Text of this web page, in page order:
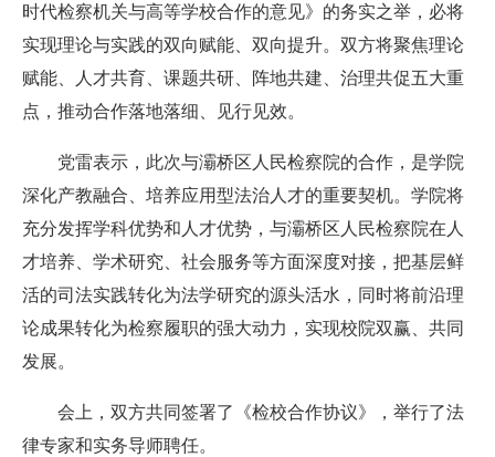
时代检察机关与高等学校合作的意见》的务实之举，必将
实现理论与实践的双向赋能、双向提升。双方将聚焦理论
赋能、人才共育、课题共研、阵地共建、治理共促五大重
点，推动合作落地落细、见行见效。
党雷表示，此次与灞桥区人民检察院的合作，是学院
深化产教融合、培养应用型法治人才的重要契机。学院将
充分发挥学科优势和人才优势，与灞桥区人民检察院在人
才培养、学术研究、社会服务等方面深度对接，把基层鲜
活的司法实践转化为法学研究的源头活水，同时将前沿理
论成果转化为检察履职的强大动力，实现校院双赢、共同
发展。
会上，双方共同签署了《检校合作协议》，举行了法
律专家和实务导师聘任。